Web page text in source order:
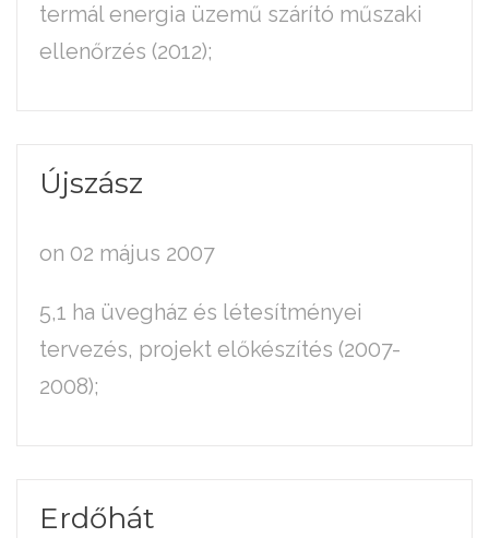
termál energia üzemű szárító műszaki
ellenőrzés (2012);
Újszász
on 02 május 2007
5,1 ha üvegház és létesítményei
tervezés, projekt előkészítés (2007-
2008);
Erdőhát